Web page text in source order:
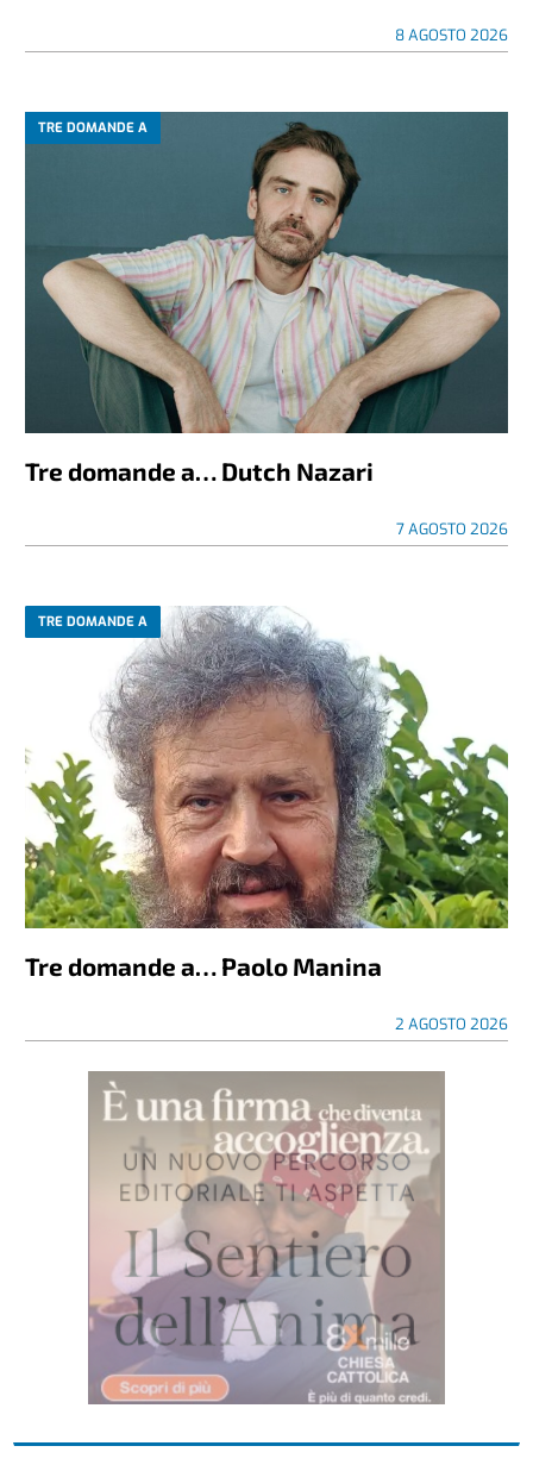
8 AGOSTO 2026
TRE DOMANDE A
Tre domande a… Dutch Nazari
7 AGOSTO 2026
TRE DOMANDE A
Tre domande a… Paolo Manina
2 AGOSTO 2026